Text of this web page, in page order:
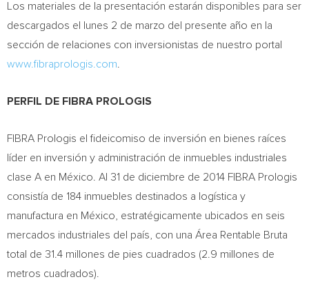
Los materiales de la presentación estarán disponibles para ser
descargados el lunes 2 de marzo del presente año en la
sección de relaciones con inversionistas de nuestro portal
www.fibraprologis.com
PERFIL DE FIBRA PROLOGIS
FIBRA Prologis el fideicomiso de inversión en bienes raíces
líder en inversión y administración de inmuebles industriales
clase A en México. Al 31 de diciembre de 2014 FIBRA Prologis
consistía de 184 inmuebles destinados a logística y
manufactura en México, estratégicamente ubicados en seis
mercados industriales del país, con una Área Rentable Bruta
total de 31.4 millones de pies cuadrados (2.9 millones de
metros cuadrados).